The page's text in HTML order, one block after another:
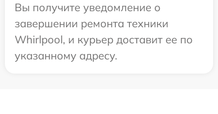
Вы получите уведомление о
завершении ремонта техники
Whirlpool, и курьер доставит ее по
указанному адресу.